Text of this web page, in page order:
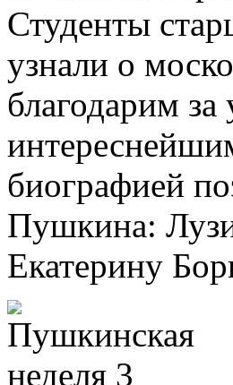
Студенты
узнали о
благодарим за
биографией
Пушкина:
Екатерину